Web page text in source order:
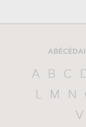
A B C
L
M N
V